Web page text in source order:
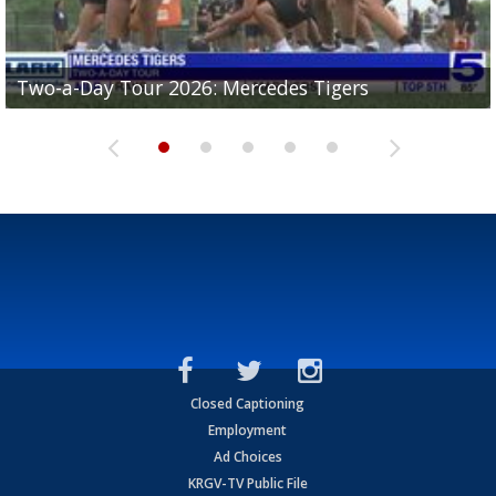
Two-a-Day Tour 2026: Mercedes Tigers
Two-a-Day Tour 2026: Progreso Red Ants
Two-a-Day Tour 2026: Donna Redskins
Two-a-Day Tour 2026: Brownsville Pace Vikings
Two-a-Day Tour 2026: La Joya Coyotes
Closed Captioning
Employment
Ad Choices
KRGV-TV Public File